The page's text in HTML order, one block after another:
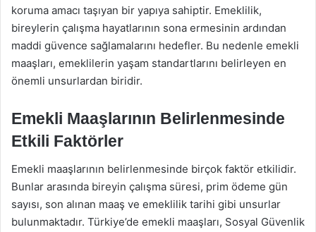
koruma amacı taşıyan bir yapıya sahiptir. Emeklilik,
bireylerin çalışma hayatlarının sona ermesinin ardından
maddi güvence sağlamalarını hedefler. Bu nedenle emekli
maaşları, emeklilerin yaşam standartlarını belirleyen en
önemli unsurlardan biridir.
Emekli Maaşlarının Belirlenmesinde
Etkili Faktörler
Emekli maaşlarının belirlenmesinde birçok faktör etkilidir.
Bunlar arasında bireyin çalışma süresi, prim ödeme gün
sayısı, son alınan maaş ve emeklilik tarihi gibi unsurlar
bulunmaktadır. Türkiye’de emekli maaşları, Sosyal Güvenlik